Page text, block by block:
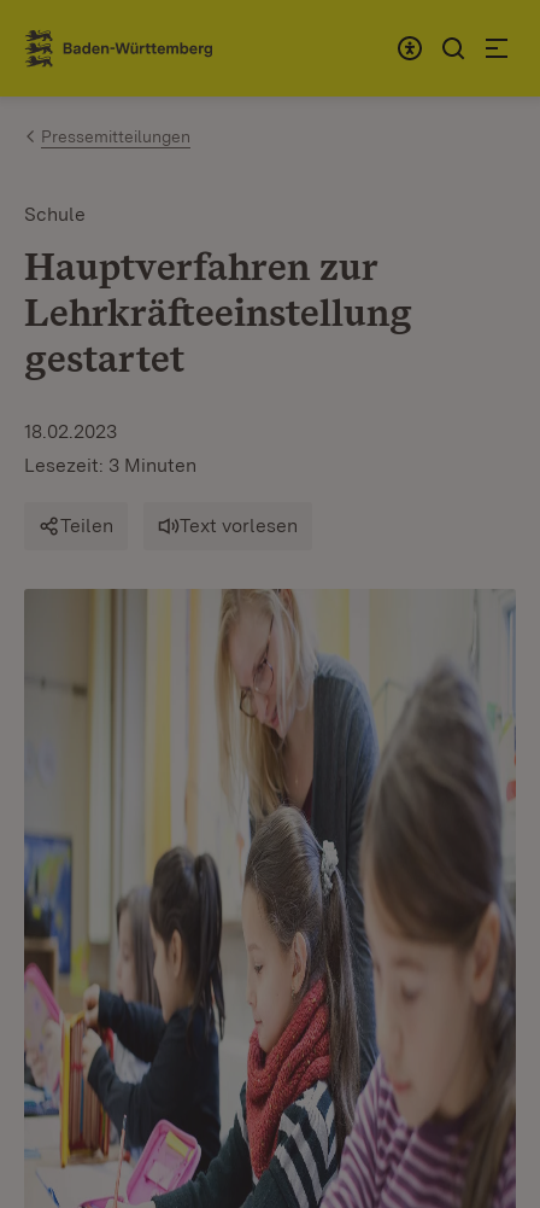
Zum Inhalt springen
Link zur Startseite
Pressemitteilungen
Schule
Hauptverfahren zur
Lehrkräfteeinstellung
gestartet
18.02.2023
Lesezeit: 3 Minuten
Teilen Text vorlesen